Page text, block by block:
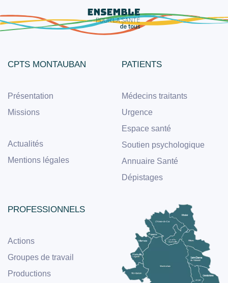
CPTS MONTAUBAN
Présentation
Missions
Actualités
Mentions légales
PATIENTS
Médecins traitants
Urgence
Espace santé
Soutien psychologique
Annuaire Santé
Dépistages
PROFESSIONNELS
Actions
Groupes de travail
Productions